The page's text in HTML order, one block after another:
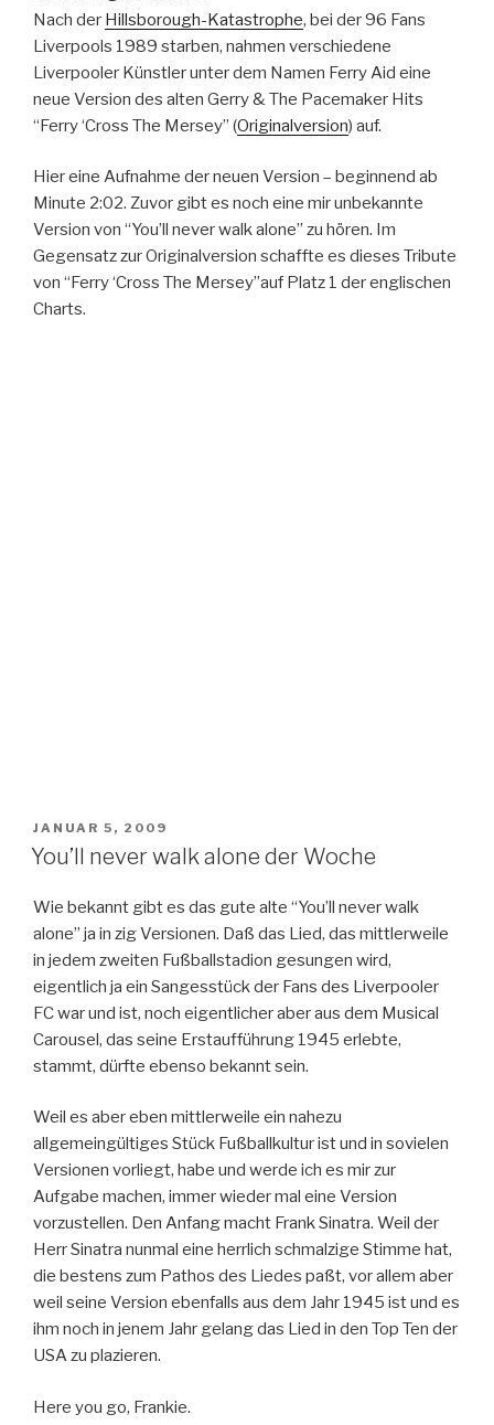
Nach der Hillsborough-Katastrophe, bei der 96 Fans
Liverpools 1989 starben, nahmen verschiedene
Liverpooler Künstler unter dem Namen Ferry Aid eine
neue Version des alten Gerry & The Pacemaker Hits
“Ferry ‘Cross The Mersey” (Originalversion) auf.
Hier eine Aufnahme der neuen Version – beginnend ab
Minute 2:02. Zuvor gibt es noch eine mir unbekannte
Version von “You’ll never walk alone” zu hören. Im
Gegensatz zur Originalversion schaffte es dieses Tribute
von “Ferry ‘Cross The Mersey”auf Platz 1 der englischen
Charts.
VERÖFFENTLICHT
AM
JANUAR 5, 2009
You’ll never walk alone der Woche
Wie bekannt gibt es das gute alte “You’ll never walk
alone” ja in zig Versionen. Daß das Lied, das mittlerweile
in jedem zweiten Fußballstadion gesungen wird,
eigentlich ja ein Sangesstück der Fans des Liverpooler
FC war und ist, noch eigentlicher aber aus dem Musical
Carousel, das seine Erstaufführung 1945 erlebte,
stammt, dürfte ebenso bekannt sein.
Weil es aber eben mittlerweile ein nahezu
allgemeingültiges Stück Fußballkultur ist und in sovielen
Versionen vorliegt, habe und werde ich es mir zur
Aufgabe machen, immer wieder mal eine Version
vorzustellen. Den Anfang macht Frank Sinatra. Weil der
Herr Sinatra nunmal eine herrlich schmalzige Stimme hat,
die bestens zum Pathos des Liedes paßt, vor allem aber
weil seine Version ebenfalls aus dem Jahr 1945 ist und es
ihm noch in jenem Jahr gelang das Lied in den Top Ten der
USA zu plazieren.
Here you go, Frankie.